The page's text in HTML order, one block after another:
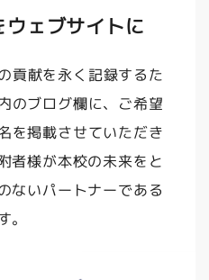
ェブサイトに
貢献を永く記録するた
のブログ欄に、ご希望
を掲載させていただき
者様が本校の未来をと
ないパートナーである